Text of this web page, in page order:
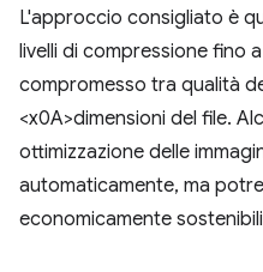
L'approccio consigliato è
livelli di compressione fino
compromesso tra qualità
<x0A>dimensioni del file.
ottimizzazione delle
automaticamente, ma
economicamente